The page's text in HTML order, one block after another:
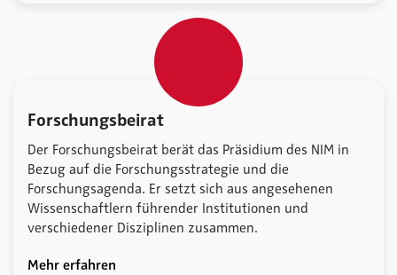
Forschungsbeirat
Der Forschungsbeirat berät das Präsidium des NIM in
Bezug auf die Forschungsstrategie und die
Forschungsagenda. Er setzt sich aus angesehenen
Wissenschaftlern führender Institutionen und
verschiedener Disziplinen zusammen.
Mehr erfahren